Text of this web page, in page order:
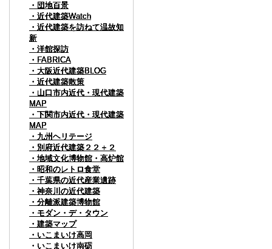
・団地百景
・近代建築Watch
・近代建築を訪ねて温故知
新
・洋館探訪
・FABRICA
・大阪近代建築BLOG
・近代建築散策
・山口市内近代・現代建築
MAP
・下関市内近代・現代建築
MAP
・九州ヘリテージ
・別府近代建築２２＋２
・地域文化博物館・高炉館
・昭和のレトロ食堂
・千葉県の近代産業遺跡
・神奈川の近代建築
・分離派建築博物館
・モダン・デ・タウン
・建築マップ
・いこまいけ高岡
・いこまいけ南砺
・団地百景
・近代建築Watch
・近代建築を訪ねて温故知
新
・洋館探訪
・FABRICA
・大阪近代建築BLOG
・近代建築散策
・山口市内近代・現代建築
MAP
・下関市内近代・現代建築
MAP
・九州ヘリテージ
・別府近代建築２２＋２
・地域文化博物館・高炉館
・昭和のレトロ食堂
・千葉県の近代産業遺跡
・神奈川の近代建築
・分離派建築博物館
・モダン・デ・タウン
・建築マップ
・いこまいけ高岡
・いこまいけ南砺
・団地百景
・近代建築Watch
・近代建築を訪ねて温故知
新
・洋館探訪
・FABRICA
・大阪近代建築BLOG
・近代建築散策
・山口市内近代・現代建築
MAP
・下関市内近代・現代建築
MAP
・九州ヘリテージ
・別府近代建築２２＋２
・地域文化博物館・高炉館
・昭和のレトロ食堂
・千葉県の近代産業遺跡
・神奈川の近代建築
・分離派建築博物館
・モダン・デ・タウン
・建築マップ
・いこまいけ高岡
・いこまいけ南砺
・団地百景
・近代建築Watch
・近代建築を訪ねて温故知
新
・洋館探訪
・FABRICA
・大阪近代建築BLOG
・近代建築散策
・山口市内近代・現代建築
MAP
・下関市内近代・現代建築
MAP
・九州ヘリテージ
・別府近代建築２２＋２
・地域文化博物館・高炉館
・昭和のレトロ食堂
・千葉県の近代産業遺跡
・神奈川の近代建築
・分離派建築博物館
・モダン・デ・タウン
・建築マップ
・いこまいけ高岡
・いこまいけ南砺